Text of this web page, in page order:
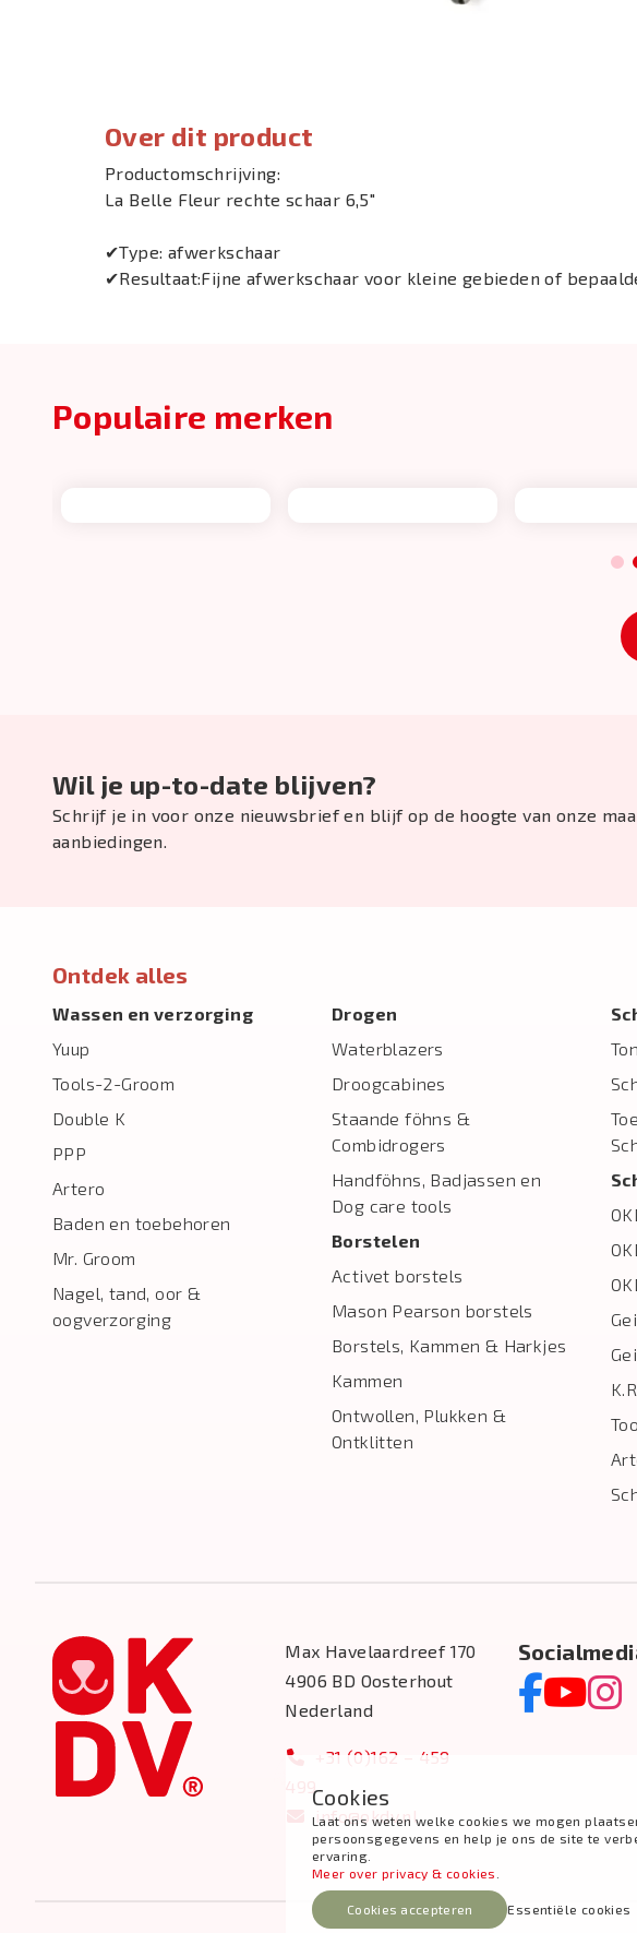
Over dit product
Productomschrijving:
La Belle Fleur rechte schaar 6,5"
✔Type: afwerkschaar
✔Resultaat:Fijne afwerkschaar voor kleine gebieden of
Populaire merken
1
Wil je up-to-date blijven?
Schrijf je in voor onze nieuwsbrief en blijf op de hoogte van onze
aanbiedingen.
Ontdek alles
Wassen en verzorging
Yuup
Tools-2-Groom
Double K
PPP
Artero
Baden en toebehoren
Mr. Groom
Nagel, tand, oor &
oogverzorging
Drogen
Waterblazers
Droogcabines
Staande föhns &
Combidrogers
Handföhns, Badjassen en
Dog care tools
Borstelen
Activet borstels
Mason Pearson borstels
Borstels, Kammen & Harkjes
Kammen
Ontwollen, Plukken &
Ontklitten
Max Havelaardreef 170
4906 BD Oosterhout
Nederland
+31 (0)162 – 459
499
info@okdv.nl
Cookies
Laat ons weten welke cookies we mogen
persoonsgegevens en help je ons de site te
ervaring.
Meer over privacy & cookies
Cookies accepteren Essentiële cookies